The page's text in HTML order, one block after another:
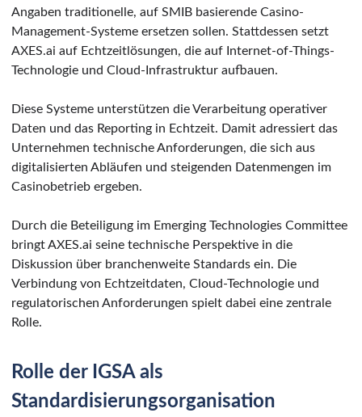
Angaben traditionelle, auf SMIB basierende Casino-
Management-Systeme ersetzen sollen. Stattdessen setzt
AXES.ai auf Echtzeitlösungen, die auf Internet-of-Things-
Technologie und Cloud-Infrastruktur aufbauen.
Diese Systeme unterstützen die Verarbeitung operativer
Daten und das Reporting in Echtzeit. Damit adressiert das
Unternehmen technische Anforderungen, die sich aus
digitalisierten Abläufen und steigenden Datenmengen im
Casinobetrieb ergeben.
Durch die Beteiligung im Emerging Technologies Committee
bringt AXES.ai seine technische Perspektive in die
Diskussion über branchenweite Standards ein. Die
Verbindung von Echtzeitdaten, Cloud-Technologie und
regulatorischen Anforderungen spielt dabei eine zentrale
Rolle.
Rolle der IGSA als
Standardisierungsorganisation